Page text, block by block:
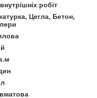
робіт
Цегла, Бетон,